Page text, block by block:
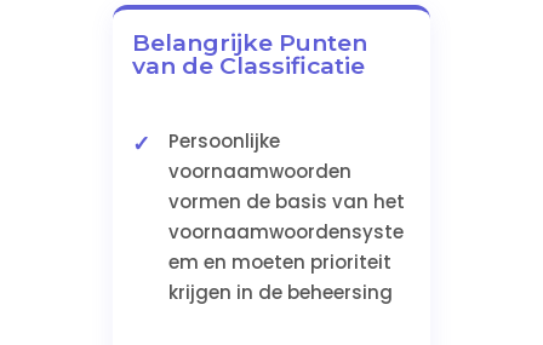
Belangrijke Punten
van de Classificatie
Persoonlijke
voornaamwoorden
vormen de basis van het
voornaamwoordensyste
em en moeten prioriteit
krijgen in de beheersing